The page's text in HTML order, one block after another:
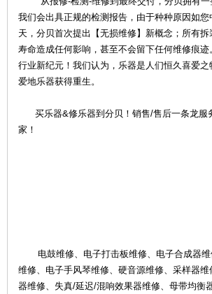
我们会出具正规的检测报告，由于种种原因如
天，分贝首次提出【无损维修】新概念；所有
寿命造成任何影响，甚至不会留下任何维修痕
行业新纪元！我们认为，乐器是人们恒久喜爱
爱地乐器获得重生。
买乐器&修乐器到分贝！销售/售后一条龙服
家！
电鼓维修、电子打击板维修、电子合成器维
维修、电子手风琴维修、硬音源维修、采样器
器维修、失真/延迟/混响效果器维修、母带均衡